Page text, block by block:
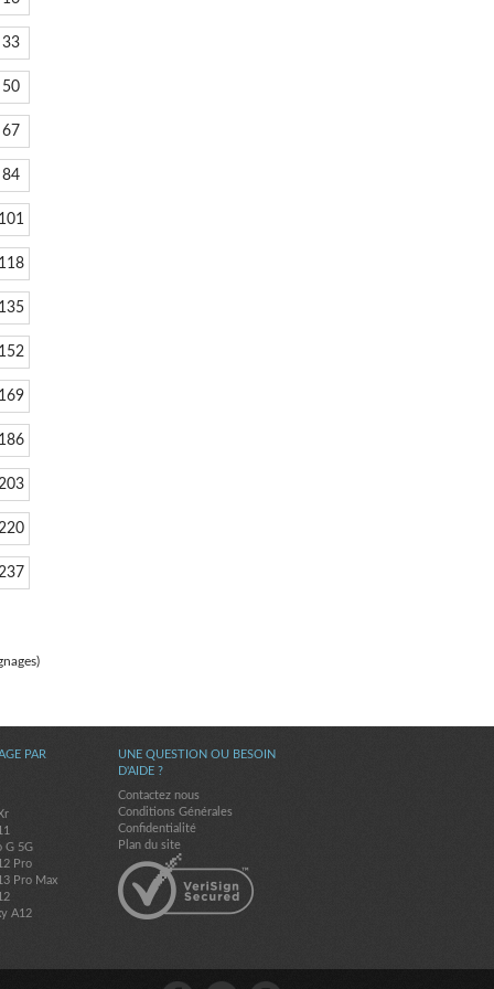
33
50
67
84
UNE QUESTION OU BESOIN
D'AIDE ?
Contactez nous
Conditions Générales
Confidentialité
Plan du site
PAR
G 5G
Pro
Pro Max
A12